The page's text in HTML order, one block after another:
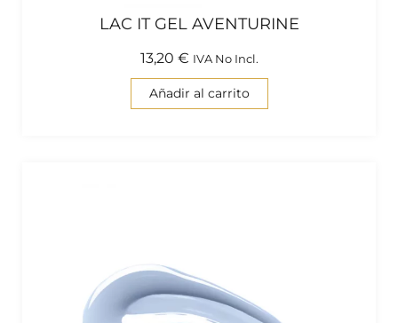
LAC IT GEL AVENTURINE
13,20 € IVA No Incl.
Añadir al carrito